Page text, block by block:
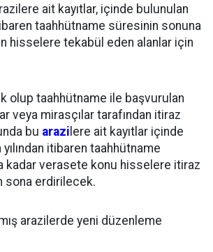
ait kayıtlar, içinde bulunulan
taahhütname süresinin sonuna
hisselere tekabül eden alanlar için
olup taahhütname ile başvurulan
veya mirasçılar tarafından itiraz
bu arazi lere ait kayıtlar içinde
itibaren taahhütname
kadar verasete konu hisselere itiraz
sona erdirilecek.
arazilerde yeni düzenleme